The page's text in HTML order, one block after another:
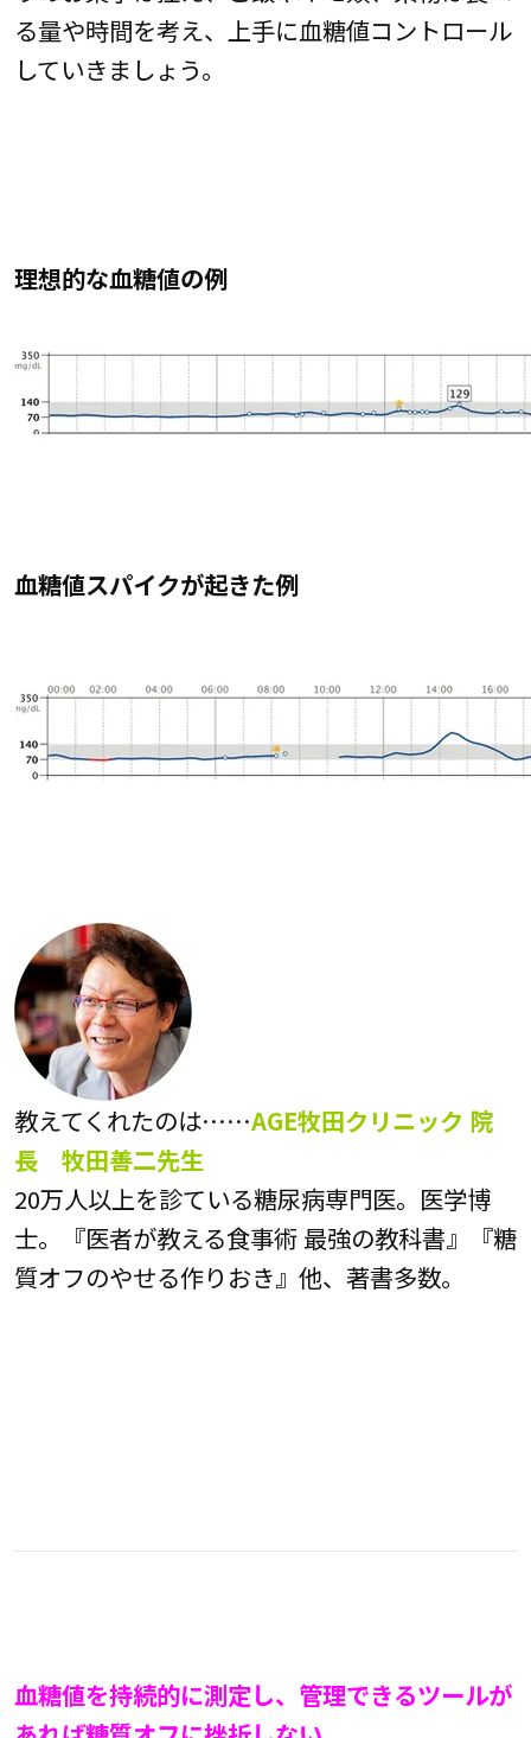
る量や時間を考え、上手に血糖値コントロール
していきましょう。
理想的な血糖値の例
血糖値スパイクが起きた例
教えてくれたのは……AGE牧田クリニック 院
長 牧田善二先生
20万人以上を診ている糖尿病専門医。医学博
士。『医者が教える食事術 最強の教科書』『糖
質オフのやせる作りおき』他、著書多数。
血糖値を持続的に測定し、管理できるツールが